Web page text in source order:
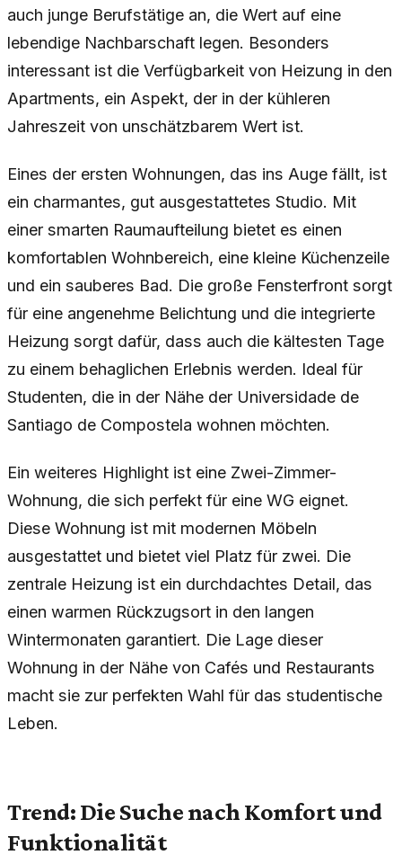
auch junge Berufstätige an, die Wert auf eine
lebendige Nachbarschaft legen. Besonders
interessant ist die Verfügbarkeit von Heizung in den
Apartments, ein Aspekt, der in der kühleren
Jahreszeit von unschätzbarem Wert ist.
Eines der ersten Wohnungen, das ins Auge fällt, ist
ein charmantes, gut ausgestattetes Studio. Mit
einer smarten Raumaufteilung bietet es einen
komfortablen Wohnbereich, eine kleine Küchenzeile
und ein sauberes Bad. Die große Fensterfront sorgt
für eine angenehme Belichtung und die integrierte
Heizung sorgt dafür, dass auch die kältesten Tage
zu einem behaglichen Erlebnis werden. Ideal für
Studenten, die in der Nähe der Universidade de
Santiago de Compostela wohnen möchten.
Ein weiteres Highlight ist eine Zwei-Zimmer-
Wohnung, die sich perfekt für eine WG eignet.
Diese Wohnung ist mit modernen Möbeln
ausgestattet und bietet viel Platz für zwei. Die
zentrale Heizung ist ein durchdachtes Detail, das
einen warmen Rückzugsort in den langen
Wintermonaten garantiert. Die Lage dieser
Wohnung in der Nähe von Cafés und Restaurants
macht sie zur perfekten Wahl für das studentische
Leben.
Trend: Die Suche nach Komfort und
Funktionalität